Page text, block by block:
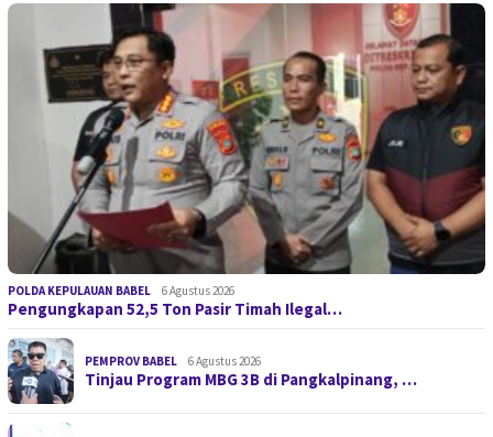
POLDA KEPULAUAN BABEL 6 Agustus 2026
Pengungkapan 52,5 Ton Pasir Timah Ilegal…
PEMPROV BABEL 6 Agustus 2026
Tinjau Program MBG 3B di Pangkalpinang, …